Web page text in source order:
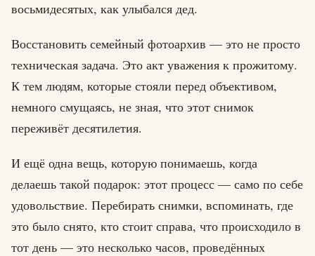
восьмидесятых, как улыбался дед.
Восстановить семейный фотоархив — это не просто
техническая задача. Это акт уважения к прожитому.
К тем людям, которые стояли перед объективом,
немного смущаясь, не зная, что этот снимок
переживёт десятилетия.
И ещё одна вещь, которую понимаешь, когда
делаешь такой подарок: этот процесс — само по себе
удовольствие. Перебирать снимки, вспоминать, где
это было снято, кто стоит справа, что происходило в
тот день — это несколько часов, проведённых